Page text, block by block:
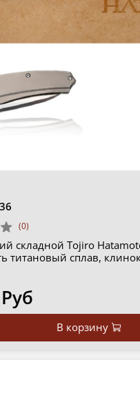
(0)
складной Tojiro
титановый сплав,
В корзину